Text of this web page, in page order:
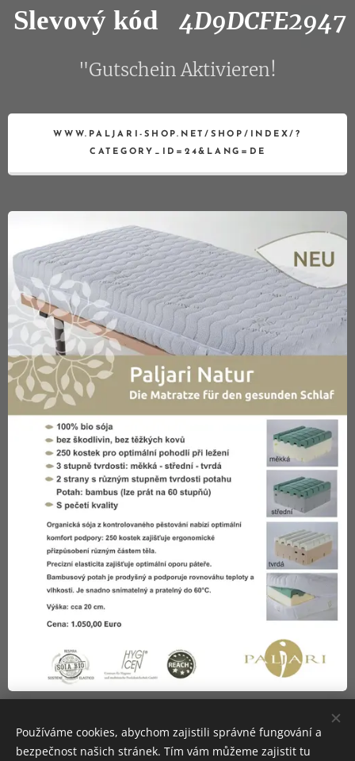
Slevový kód 4D9DCFE2947
"Gutschein Aktivieren!
WWW.PALJARI-SHOP.NET/SHOP/INDEX/?
CATEGORY_ID=24&LANG=DE
Palforess Tutti i diritti riservati 2017
Používáme cookies, abychom zajistili správné fungování a
bezpečnost našich stránek. Tím vám můžeme zajistit tu